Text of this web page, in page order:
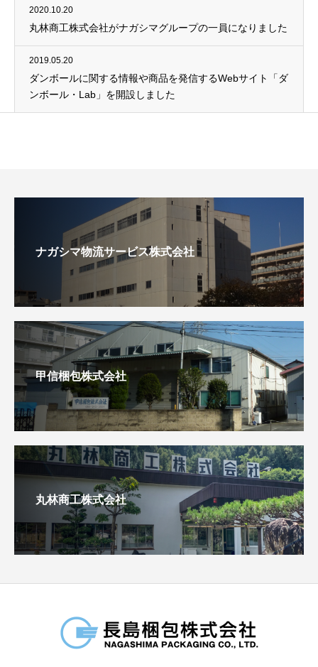
2020.10.20
丸林商工株式会社がナガシマグループの一員になりました
2019.05.20
ダンボールに関する情報や商品を発信するWebサイト「ダ
ンボール・Lab」を開設しました
ナガシマ物流サービス株式会社
甲信梱包株式会社
丸林商工株式会社